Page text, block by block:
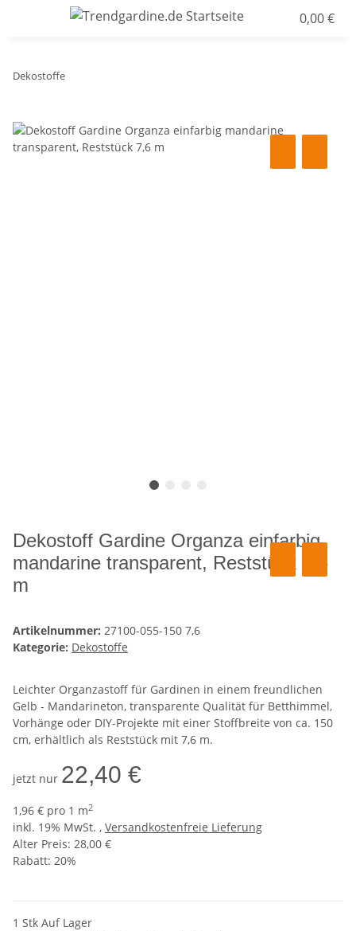
0,00 €
Dekostoffe
Dekostoff Gardine Organza einfarbig
mandarine transparent, Reststück 7,6
m
Artikelnummer: 27100-055-150 7,6
Kategorie: Dekostoffe
Leichter Organzastoff für Gardinen in einem freundlichen
Gelb - Mandarineton, transparente Qualität für Betthimmel,
Vorhänge oder DIY-Projekte mit einer Stoffbreite von ca. 150
cm, erhältlich als Reststück mit 7,6 m.
jetzt nur 22,40 €
1,96 € pro 1 m2
inkl. 19% MwSt. , Versandkostenfreie Lieferung
Alter Preis: 28,00 €
Rabatt: 20%
1 Stk Auf Lager